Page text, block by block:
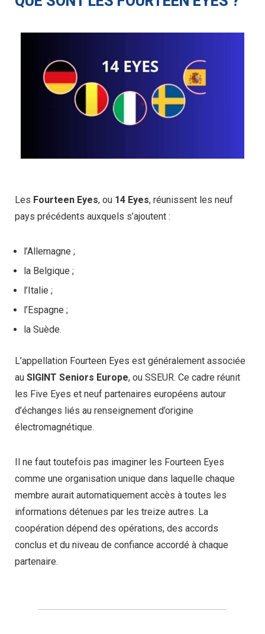
Les Fourteen Eyes, ou 14 Eyes, réunissent les neuf
pays précédents auxquels s’ajoutent :
l’Allemagne ;
la Belgique ;
l’Italie ;
l’Espagne ;
la Suède.
L’appellation Fourteen Eyes est généralement associée
au SIGINT Seniors Europe, ou SSEUR. Ce cadre réunit
les Five Eyes et neuf partenaires européens autour
d’échanges liés au renseignement d’origine
électromagnétique.
Il ne faut toutefois pas imaginer les Fourteen Eyes
comme une organisation unique dans laquelle chaque
membre aurait automatiquement accès à toutes les
informations détenues par les treize autres. La
coopération dépend des opérations, des accords
conclus et du niveau de confiance accordé à chaque
partenaire.